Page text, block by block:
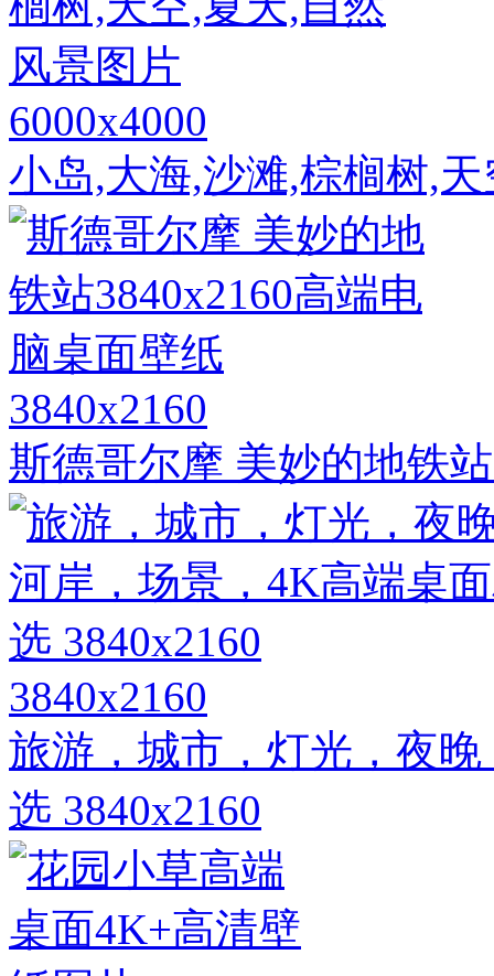
6000x4000
小岛,大海,沙滩,棕榈树,
3840x2160
斯德哥尔摩 美妙的地铁
3840x2160
旅游，城市，灯光，夜
选 3840x2160